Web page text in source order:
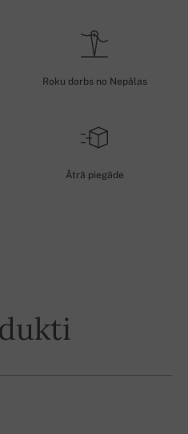
Roku darbs no Nepālas
Ātrā piegāde